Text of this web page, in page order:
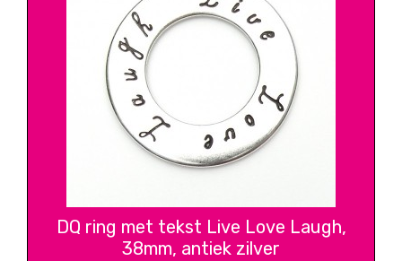
DQ ring met tekst Live Love Laugh,
38mm, antiek zilver